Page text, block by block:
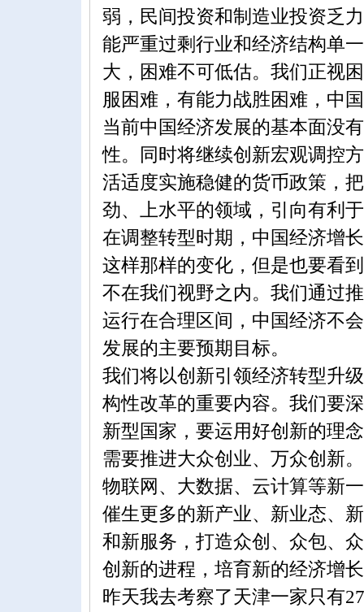
弱，民间投资和制造业投资乏
能严重过剩行业和经济结构单
大，困难不可低估。我们正视
服困难，有能力战胜困难，中
当前中国经济发展的基本面没
性。同时将继续创新宏观调控
活适度实施稳健的货币政策，
劲、上水平的领域，引向有利
在调整转型时期，中国经济增
这样那样的变化，但是也要看
不在我们视野之内。我们通过
运行在合理区间，中国经济不
发展的主要预期目标。
我们将以创新引领经济转型升
构性改革的重要内容。我们要
新型国家，要运用好创新的理
需要推进大众创业、万众创新
物联网、大数据、云计算等新
催生更多的新产业、新业态、
和新服务，打造众创、众包、
创新的进程，培育新的经济增
昨天我去考察了天津一家只有